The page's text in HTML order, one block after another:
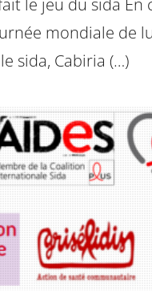
le jeu du sida En
mondiale de
le sida, Cabiria (…)